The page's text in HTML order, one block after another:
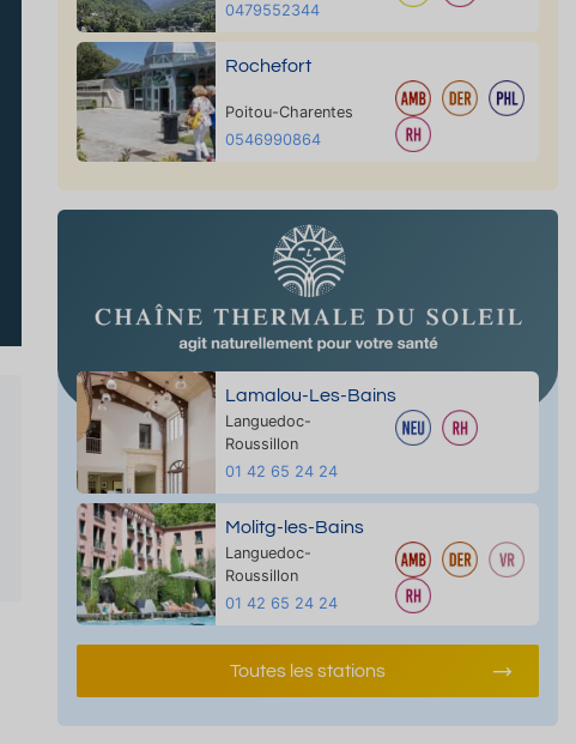
0479552344
Rochefort
Poitou-Charentes
0546990864
Lamalou-Les-Bains
Languedoc-
Roussillon
01 42 65 24 24
Molitg-les-Bains
Languedoc-
Roussillon
01 42 65 24 24
Toutes les stations